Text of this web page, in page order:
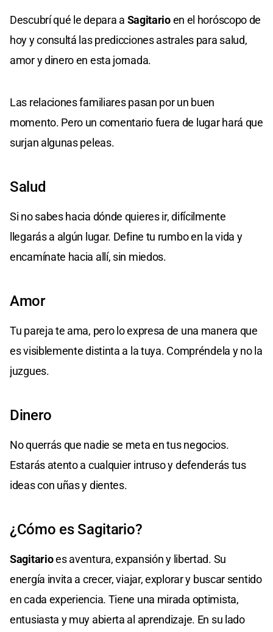
Descubrí qué le depara a Sagitarioen el horóscopo de
hoy y consultá las predicciones astrales para salud,
amor y dinero en esta jornada.
Las relaciones familiares pasan por un buen
momento. Pero un comentario fuera de lugar hará que
surjan algunas peleas.
Salud
Si no sabes hacia dónde quieres ir, difícilmente
llegarás a algún lugar. Define tu rumbo en la vida y
encamínate hacia allí, sin miedos.
Amor
Tu pareja te ama, pero lo expresa de una manera que
es visiblemente distinta a la tuya. Compréndela y no la
juzgues.
Dinero
No querrás que nadie se meta en tus negocios.
Estarás atento a cualquier intruso y defenderás tus
ideas con uñas y dientes.
¿Cómo es Sagitario?
Sagitarioes aventura, expansión y libertad. Su
energía invita a crecer, viajar, explorar y buscar sentido
en cada experiencia. Tiene una mirada optimista,
entusiasta y muy abierta al aprendizaje. En su lado